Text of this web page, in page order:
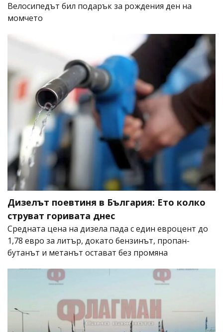
Велосипедът бил подарък за рождения ден на
момчето
Дизелът поевтиня в България: Ето колко
струват горивата днес
Средната цена на дизела пада с един евроцент до
1,78 евро за литър, докато бензинът, пропан-
бутанът и метанът остават без промяна